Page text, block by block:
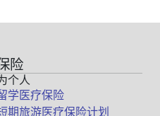
险
个人
学医疗保险
期旅游医疗保险计划